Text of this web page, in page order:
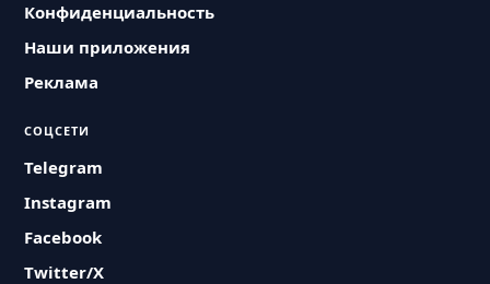
Конфиденциальность
Наши приложения
Реклама
СОЦСЕТИ
Telegram
Instagram
Facebook
Twitter/X